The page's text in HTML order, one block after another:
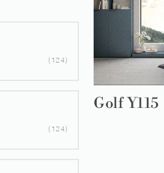
124
124
Golf Y115